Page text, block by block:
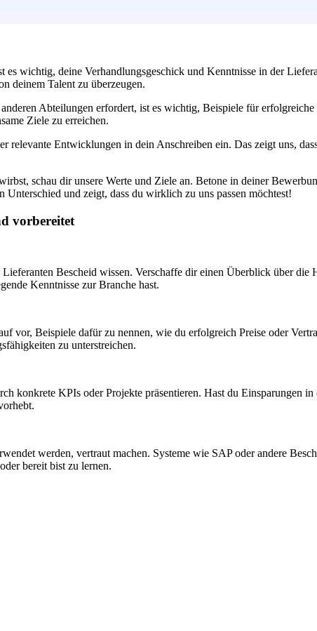
wichtig, deine Verhandlungsgeschick und Kenntnisse in der
deinem Talent zu überzeugen.
Abteilungen erfordert, ist es wichtig, Beispiele für
Ziele zu erreichen.
relevante Entwicklungen in dein Anschreiben ein. Das zeigt uns,
schau dir unsere Werte und Ziele an. Betone in deiner
und zeigt, dass du wirklich zu uns passen möchtest!
vorbereitet
Bescheid wissen. Verschaffe dir einen Überblick über die
Kenntnisse zur Branche hast.
vor, Beispiele dafür zu nennen, wie du erfolgreich Preise oder
zu unterstreichen.
konkrete KPIs oder Projekte präsentieren. Hast du Einsparungen
werden, vertraut machen. Systeme wie SAP oder andere
bereit bist zu lernen.